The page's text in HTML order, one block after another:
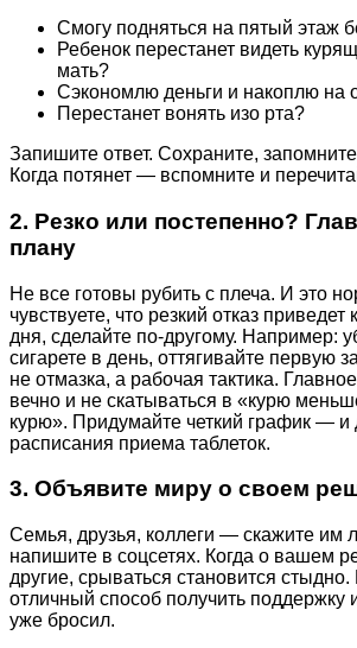
Смогу подняться на пятый этаж
Ребенок перестанет видеть
мать?
Сэкономлю деньги и накоплю на
Перестанет вонять изо рта?
Запишите ответ. Сохраните,
Когда потянет — вспомните и
2. Резко или постепенно?
плану
Не все готовы рубить с плеча. И это
чувствуете, что резкий отказ приведет
дня, сделайте по-другому. Например:
сигарете в день, оттягивайте первую
не отмазка, а рабочая тактика.
вечно и не скатываться в «курю
курю». Придумайте четкий график — и
расписания приема таблеток.
3. Объявите миру о своем
Семья, друзья, коллеги — скажите
напишите в соцсетях. Когда о вашем
другие, срываться становится
отличный способ получить поддержку
уже бросил.